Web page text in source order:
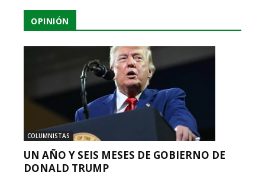
OPINIÓN
COLUMNISTAS
UN AÑO Y SEIS MESES DE GOBIERNO DE
DONALD TRUMP